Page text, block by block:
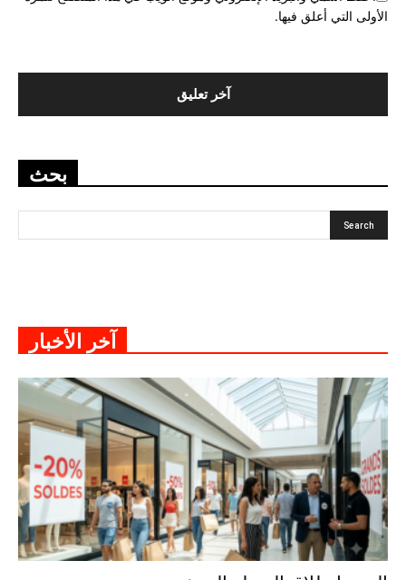
الأولى التي أعلق فيها.
بحث
آخر الأخبار